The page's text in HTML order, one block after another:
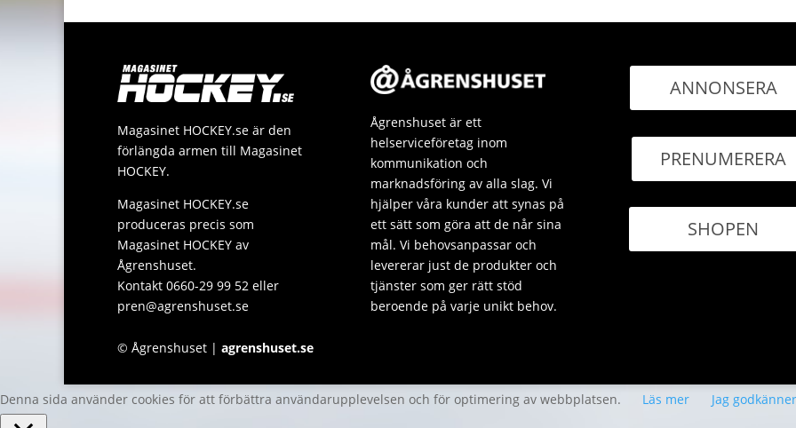
Magasinet HOCKEY.se är den
förlängda armen till Magasinet
HOCKEY.
Magasinet HOCKEY.se
produceras precis som
Magasinet HOCKEY av
Ågrenshuset.
Kontakt 0660-29 99 52 eller
pren@agrenshuset.se
Ågrenshuset är ett
helserviceföretag inom
kommunikation och
marknadsföring av alla slag. Vi
hjälper våra kunder att synas på
ett sätt som göra att de når sina
mål. Vi behovsanpassar och
levererar just de produkter och
tjänster som ger rätt stöd
beroende på varje unikt behov.
ANNONSERA
PRENUMERERA
SHOPEN
© Ågrenshuset | agrenshuset.se
Denna sida använder cookies för att förbättra användarupplevelsen och för optimering av webbplatsen. Läs mer Jag godkänner